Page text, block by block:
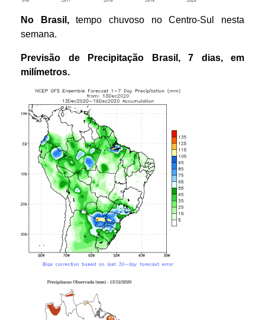
No Brasil,tempo chuvoso no Centro-Sul nesta
semana.
Previsão de Precipitação Brasil , 7 dias,
em
milímetros.